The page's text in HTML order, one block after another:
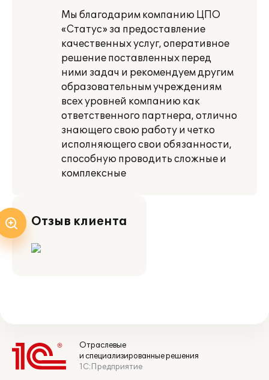
Мы благодарим компанию ЦПО
«Статус» за предоставление
качественных услуг, оперативное
решение поставленных перед
ними задач и рекомендуем другим
образовательным учреждениям
всех уровней компанию как
ответственного партнера, отлично
знающего свою работу и четко
исполняющего свои обязанности,
способную проводить сложные и
комплексные
Отзыв клиента
Отраслевые
и специализированные решения
1С:Предприятие